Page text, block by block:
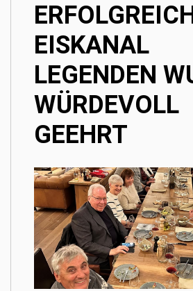
EISKANAL
LEGENDEN
WÜRDEVOLL
GEEHRT